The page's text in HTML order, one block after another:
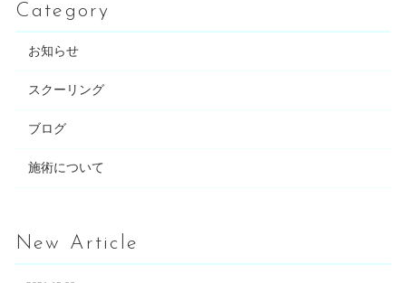
Category
お知らせ
スクーリング
ブログ
施術について
New Article